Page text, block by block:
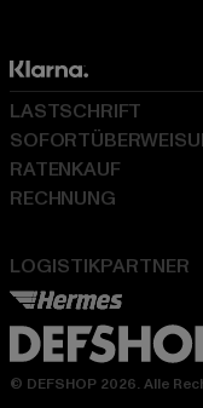
LOGISTIKPARTNER
LASTSCHRIFT
RATENKAUF
RECHNUNG
© DEFSHOP 2026. Alle